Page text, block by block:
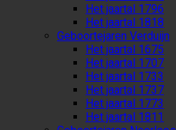
Het jaartal 1796
Het jaartal 1818
Geboortejaren Verduijn
Het jaartal 1675
Het jaartal 1707
Het jaartal 1733
Het jaartal 1737
Het jaartal 1773
Het jaartal 1811